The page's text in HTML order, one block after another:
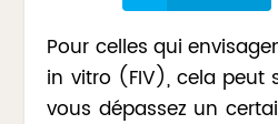
Pour celles qui
in vitro (FIV), cela peut
vous dépassez un